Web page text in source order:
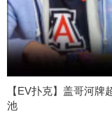
【EV扑克】盖哥河
池